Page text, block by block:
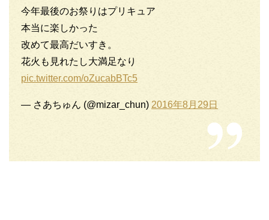
今年最後のお祭りはプリキュア
本当に楽しかった
改めて最高だいすき。
花火も見れたし大満足なり
pic.twitter.com/oZucabBTc5
— さあちゅん (@mizar_chun) 2016年8月29日